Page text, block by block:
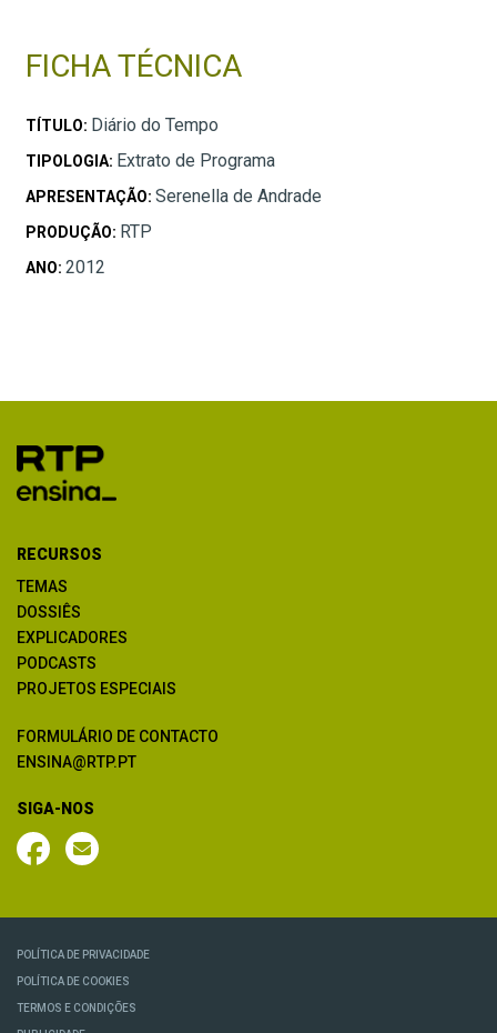
FICHA TÉCNICA
TÍTULO: Diário do Tempo
TIPOLOGIA: Extrato de Programa
APRESENTAÇÃO: Serenella de Andrade
PRODUÇÃO: RTP
ANO: 2012
RECURSOS
TEMAS
DOSSIÊS
EXPLICADORES
PODCASTS
PROJETOS ESPECIAIS
FORMULÁRIO DE CONTACTO
ENSINA@RTP.PT
SIGA-NOS
POLÍTICA DE PRIVACIDADE
POLÍTICA DE COOKIES
TERMOS E CONDIÇÕES